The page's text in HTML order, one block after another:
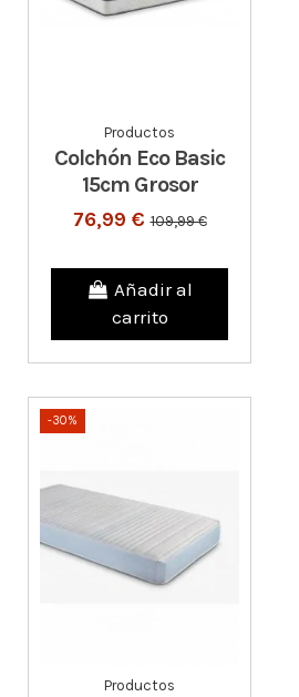
Productos
Colchón Eco Basic
15cm Grosor
76,99 €109,99 €
Añadir al
carrito
-30%
Productos